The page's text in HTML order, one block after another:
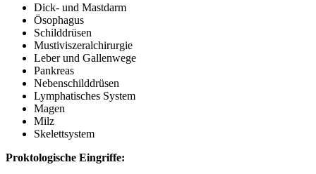
Dick- und Mastdarm
Ösophagus
Schilddrüsen
Mustiviszeralchirurgie
Leber und Gallenwege
Pankreas
Nebenschilddrüsen
Lymphatisches System
Magen
Milz
Skelettsystem
Proktologische Eingriffe: